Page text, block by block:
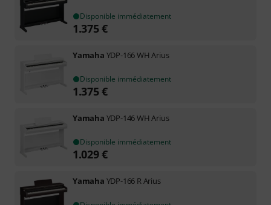
Disponible immédiatement
1.375€
Yamaha YDP-166 WH Arius
Disponible immédiatement
1.375€
Yamaha YDP-146 WH Arius
Disponible immédiatement
1.029€
Yamaha YDP-166 R Arius